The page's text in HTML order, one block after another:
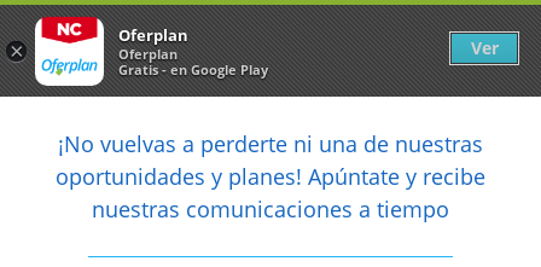

Anterior
arrow_back Newsletter
¡No vuelvas a perderte ni una de nuestras
oportunidades y planes! Apúntate y recibe
nuestras comunicaciones a tiempo
×
Oferplan
Oferplan
Gratis - en Google Play
Ver